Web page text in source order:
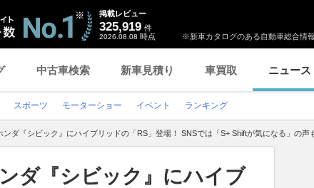
※新車カタログのある自動車総合情
掲載レビュー
325,919 件
2026.08.08 時点
中古車検索 新車見積り 車買取 ニュース
スポーツ モーターショー イベント ランキング
ンダ『シビック』にハイブリッドの「RS」登場！ SNSでは「S+ Shiftが気になる」の声
ダ『シビック』にハイブ